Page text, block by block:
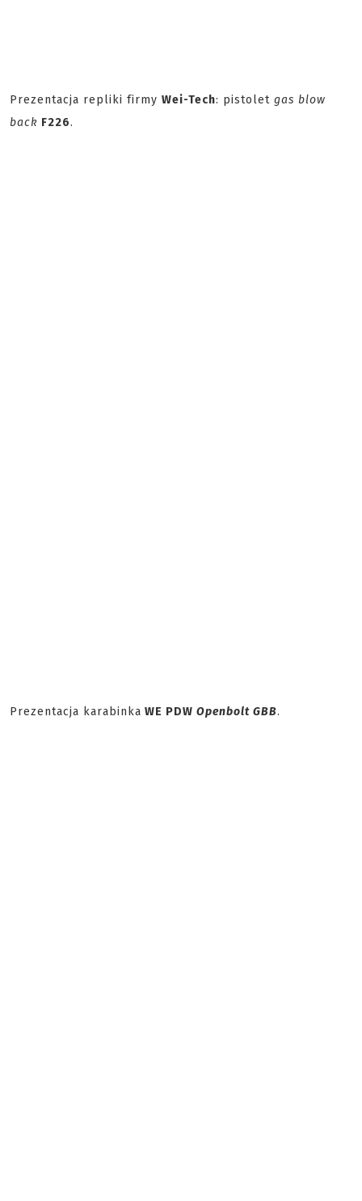
Prezentacja repliki firmy Wei-Tech: pistolet gas blow
back F226.
Prezentacja karabinka WE PDW Openbolt GBB.